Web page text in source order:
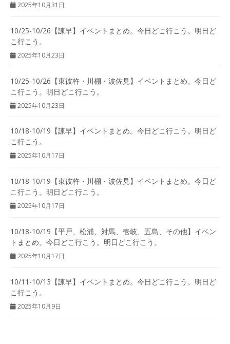
2025年10月31日
10/25-10/26【諫早】イベントまとめ。今日どこ行こう。明日ど
こ行こう。
2025年10月23日
10/25-10/26【東彼杵・川棚・波佐見】イベントまとめ。今日ど
こ行こう。明日どこ行こう。
2025年10月23日
10/18-10/19【諫早】イベントまとめ。今日どこ行こう。明日ど
こ行こう。
2025年10月17日
10/18-10/19【東彼杵・川棚・波佐見】イベントまとめ。今日ど
こ行こう。明日どこ行こう。
2025年10月17日
10/18-10/19【平戸、松浦、対馬、壱岐、五島、その他】イベン
トまとめ。今日どこ行こう。明日どこ行こう。
2025年10月17日
10/11-10/13【諫早】イベントまとめ。今日どこ行こう。明日ど
こ行こう。
2025年10月9日